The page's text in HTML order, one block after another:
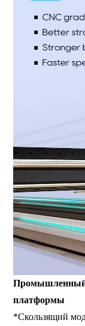
Промышленный
платформы
*Скользящий